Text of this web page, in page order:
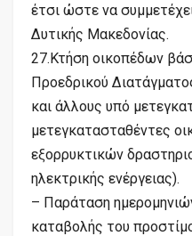
έτσι ώστε να
Δυτικής Μακεδονίας.
27.Κτήση οικοπέδων
Προεδρικού
και άλλους υπό
μετεγκατασταθέντες
εξορρυκτικών
ηλεκτρικής ενέργειας).
– Παράταση
καταβολής του